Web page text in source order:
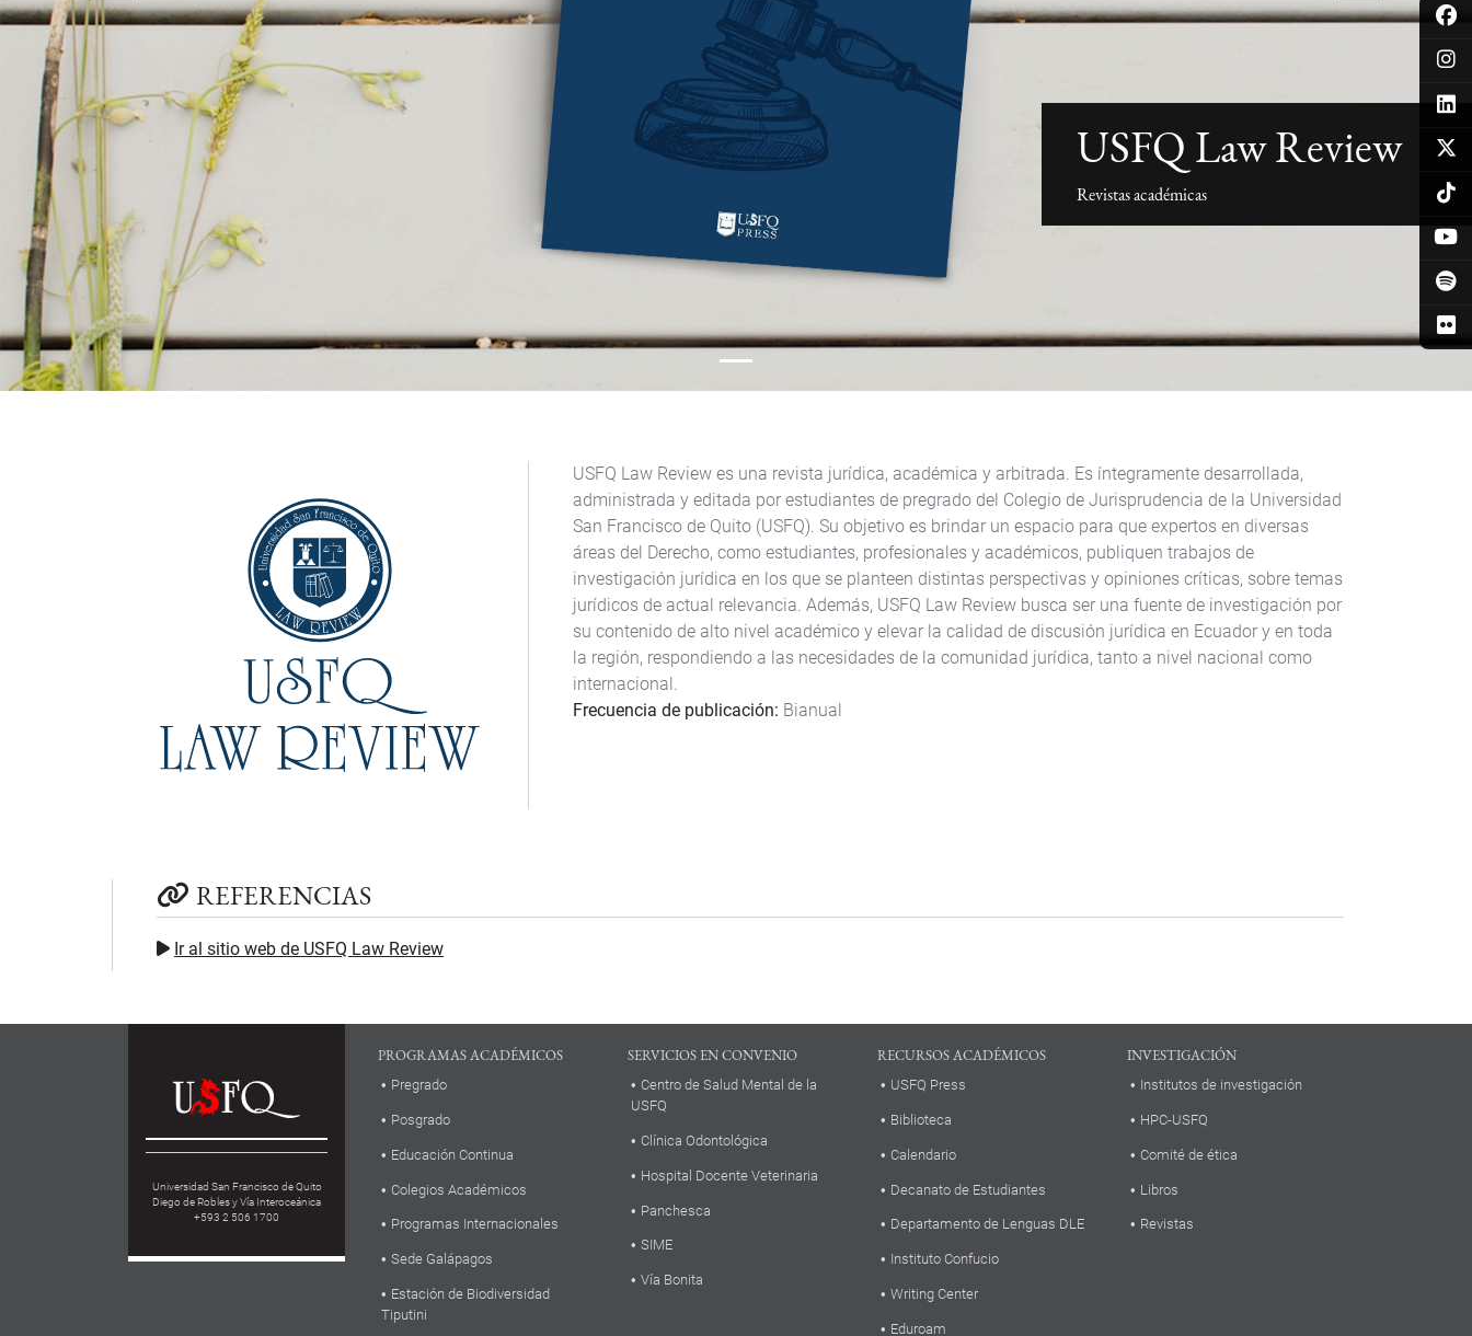
USFQ Law Review
Revistas académicas
USFQ Law Review es una revista jurídica, académica y arbitrada. Es íntegramente desarrollada,
administrada y editada por estudiantes de pregrado del Colegio de Jurisprudencia de la Universidad
San Francisco de Quito (USFQ). Su objetivo es brindar un espacio para que expertos en diversas
áreas del Derecho, como estudiantes, profesionales y académicos, publiquen trabajos de
investigación jurídica en los que se planteen distintas perspectivas y opiniones críticas, sobre temas
jurídicos de actual relevancia. Además, USFQ Law Review busca ser una fuente de investigación por
su contenido de alto nivel académico y elevar la calidad de discusión jurídica en Ecuador y en toda
la región, respondiendo a las necesidades de la comunidad jurídica, tanto a nivel nacional como
internacional.
Frecuencia de publicación Bianual
REFERENCIAS
Ir al sitio web de USFQ Law Review
Universidad San Francisco de Quito
Diego de Robles y Vía Interoceánica
+593 2 506 1700
PROGRAMAS ACADÉMICOS
Pregrado
Posgrado
Educación Continua
Colegios Académicos
Programas Internacionales
Sede Galápagos
Estación de Biodiversidad
Tiputini
SERVICIOS EN CONVENIO
Centro de Salud Mental de la
USFQ
Clínica Odontológica
Hospital Docente Veterinaria
Panchesca
SIME
Vía Bonita
RECURSOS ACADÉMICOS
USFQ Press
Biblioteca
Calendario
Decanato de Estudiantes
Departamento de Lenguas DLE
Instituto Confucio
Writing Center
Eduroam
INVESTIGACIÓN
Institutos de investigación
HPC-USFQ
Comité de ética
Libros
Revistas